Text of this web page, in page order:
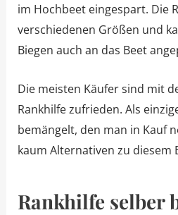
im Hochbeet eingespart. Die
verschiedenen Größen und
Biegen auch an das Beet
Die meisten Käufer sind mit
Rankhilfe zufrieden. Als
bemängelt, den man in Kauf
kaum Alternativen zu diesem
Rankhilfe selber